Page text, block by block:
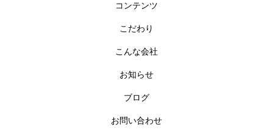
コンテンツ
こだわり
こんな会社
お知らせ
ブログ
お問い合わせ